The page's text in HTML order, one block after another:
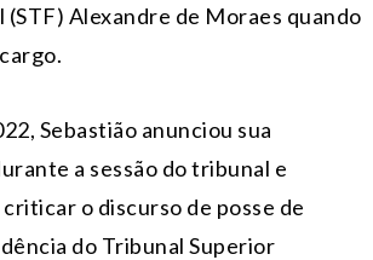
(STF) Alexandre de Moraes quando
Sebastião anunciou sua
a sessão do tribunal e
o discurso de posse de
do Tribunal Superior